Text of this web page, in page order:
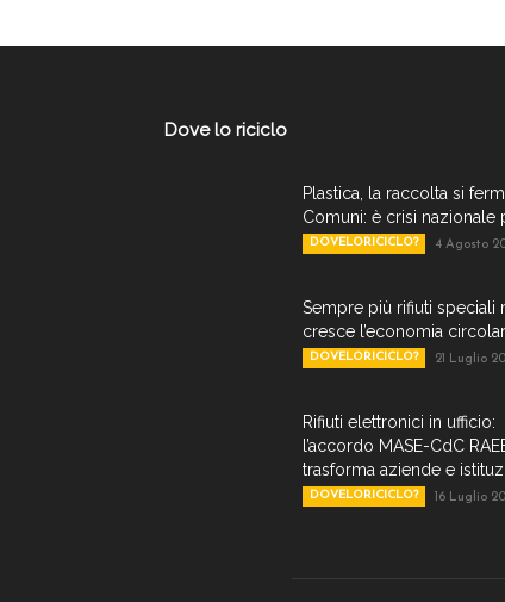
Dove lo riciclo
Plastica, la raccolta si
Comuni: è crisi nazionale
DOVELORICICLO? 4 Agosto
Sempre più rifiuti speciali
cresce l’economia
DOVELORICICLO? 21 Luglio
Rifiuti elettronici in ufficio:
l’accordo MASE-CdC
trasforma aziende e
DOVELORICICLO? 16 Luglio